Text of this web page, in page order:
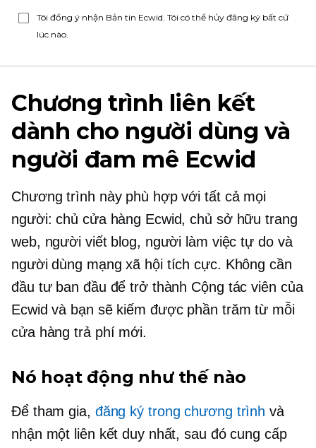
Tôi đồng ý nhận Bản tin Ecwid. Tôi có thể hủy đăng ký bất cứ
lúc nào.
Chương trình liên kết
dành cho người dùng và
người đam mê Ecwid
Chương trình này phù hợp với tất cả mọi
người: chủ cửa hàng Ecwid, chủ sở hữu trang
web, người viết blog, người làm việc tự do và
người dùng mạng xã hội tích cực. Không cần
đầu tư ban đầu để trở thành Cộng tác viên của
Ecwid và bạn sẽ kiếm được phần trăm từ mỗi
cửa hàng trả phí mới.
Nó hoạt động như thế nào
Để tham gia, đăng ký trong chương trình và
nhận một liên kết duy nhất, sau đó cung cấp